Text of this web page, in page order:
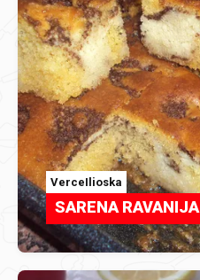
VerceIlioska
SARENA RAVANIJA